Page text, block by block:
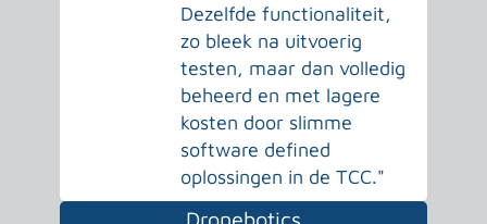
Dezelfde functionaliteit,
zo bleek na uitvoerig
testen, maar dan volledig
beheerd en met lagere
kosten door slimme
software defined
oplossingen in de TCC."
Dronebotics